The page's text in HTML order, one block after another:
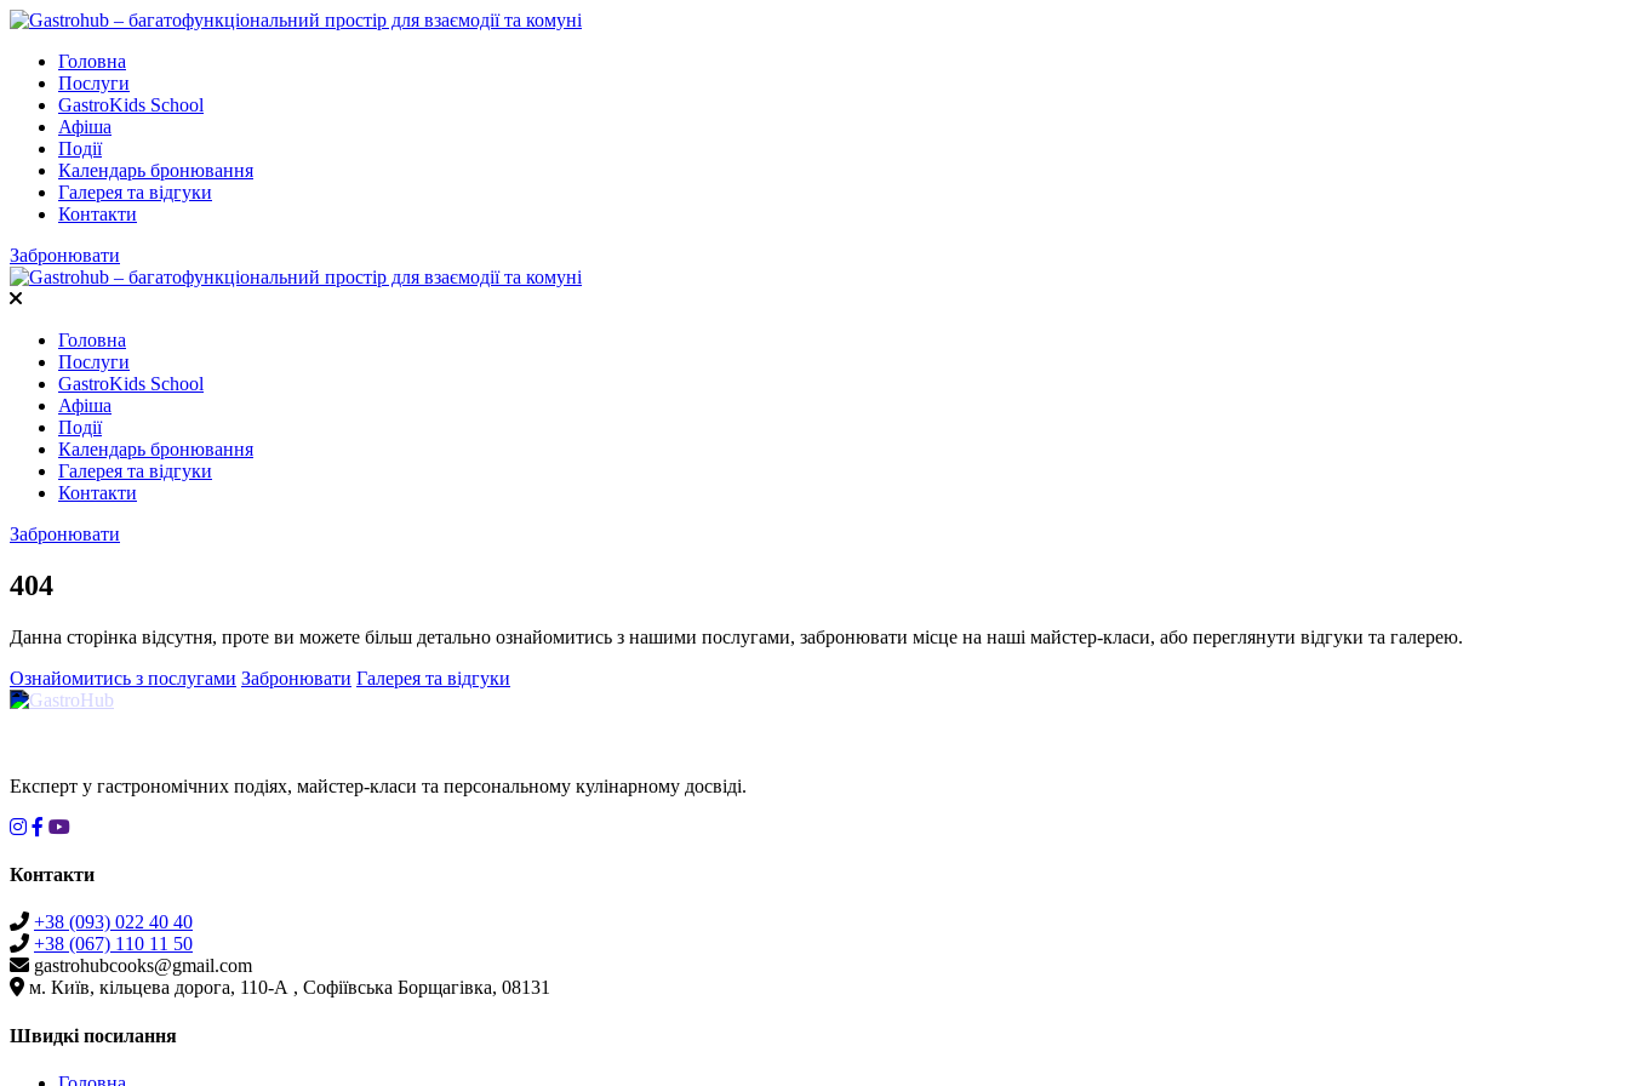
Головна
Послуги
GastroKids School
Афіша
Події
Календарь бронювання
Галерея та відгуки
Контакти
Забронювати
Головна
Послуги
GastroKids School
Афіша
Події
Календарь бронювання
Галерея та відгуки
Контакти
Забронювати
404
Данна сторінка відсутня, проте ви можете більш детально ознайомитись з нашими послугами, забронювати місце на наші майстер-класи, або переглянути відгуки та галерею.
Ознайомитись з послугами Забронювати Галерея та відгуки
Експерт у гастрономічних подіях, майстер-класи та персональному кулінарному досвіді.
Контакти
+38 (093) 022 40 40
+38 (067) 110 11 50
gastrohubcooks@gmail.com
м. Київ, кільцева дорога, 110-А , Софіївська Борщагівка, 08131
Швидкі посилання